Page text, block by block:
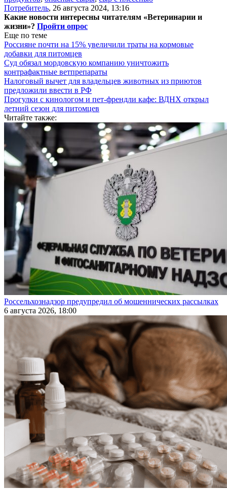
Потребитель, 26 августа 2024, 13:16
Какие новости интересны читателям «Ветеринарии и
жизни»? Пройти опрос
Еще по теме
Россияне почти на 15% увеличили траты на кормовые
добавки для питомцев
Суд обязал мордовскую компанию уничтожить
контрафактные ветпрепараты
Налоговый вычет для владельцев животных из приютов
предложили ввести в РФ
Прогулки с кинологом и пет-френдли кафе: ВДНХ открыл
летний сезон для питомцев
Читайте также:
Россельхознадзор предупредил об мошеннических рассылках
6 августа 2026, 18:00